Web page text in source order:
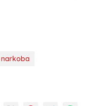
narkoba